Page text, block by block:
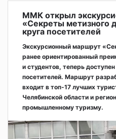
ММК открыл
«Секреты метизного
круга посетителей
Экскурсионный маршрут
ранее ориентированный
и студентов, теперь
посетителей. Маршрут
входит в топ-17 лучших
Челябинской области и
промышленному туризму.